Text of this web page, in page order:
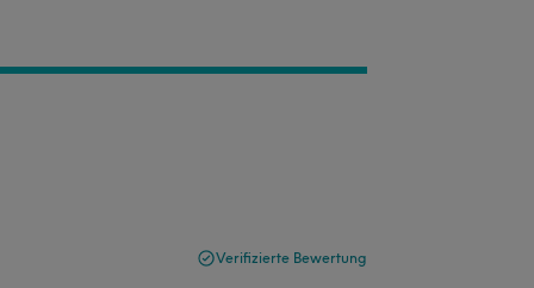
Verifizierte Bewertung